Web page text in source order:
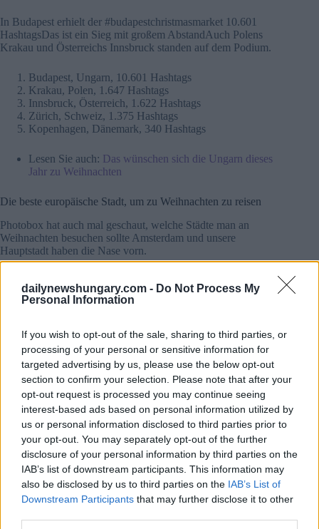
dailynewshungary.com - Do Not Process My
Personal Information
If you wish to opt-out of the sale, sharing to third parties, or
processing of your personal or sensitive information for
targeted advertising by us, please use the below opt-out
section to confirm your selection. Please note that after your
opt-out request is processed you may continue seeing
interest-based ads based on personal information utilized by
us or personal information disclosed to third parties prior to
your opt-out. You may separately opt-out of the further
disclosure of your personal information by third parties on the
IAB’s list of downstream participants. This information may
also be disclosed by us to third parties on the IAB’s List of
Downstream Participants that may further disclose it to other
In Budapest erhielt der #budapestchristmasmarket 10.601
HashtagsDas ist ein Sieg mit großem AbstandAuch Polens
Krakau und Österreichs Innsbruck standen auf dem Podium.
Budapest, Ungarn, 10.601 Hashtags
Krakau, Polen, 1.647 Hashtags
Innsbruck, Österreich, 1.622 Hashtags
Zürich, Schweiz, 1.375 Hashtags
Kopenhagen, Dänemark, 340 Hashtags
Lesen Sie auch: Das wünschen sich die Ungarn dieses
Jahr zu Weihnachten
Die beste europäische Stadt, um zu Weihnachten zu reisen
Photobox hat auch mal geschaut, welche Städte man an
Weihnachten besuchen sollte Amsterdam und unsere
Hauptstadt haben die Nase vorn.
es in der Stadt gibt, wie viele Weihnachtsveranstaltungen es
gibt und andere Faktoren, die dazu beitragen, eine
In Budapest gibt es drei große Weihnachtsmärkte, mehrere
Eislaufbahnen im Freien, Weihnachtslichter, verschiedene
Glühweinsorten und natürlich Weihnachtsbäume.
Lesen Sie auch
Budapest hat die beste
Weihnachtsmesse Europas